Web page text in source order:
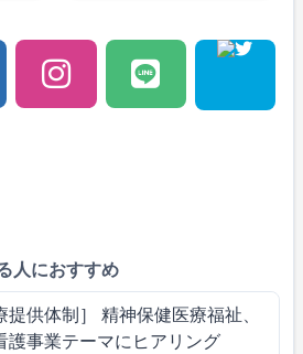
人におすすめ
提供体制］ 精神保健医療福祉、
護事業テーマにヒアリング